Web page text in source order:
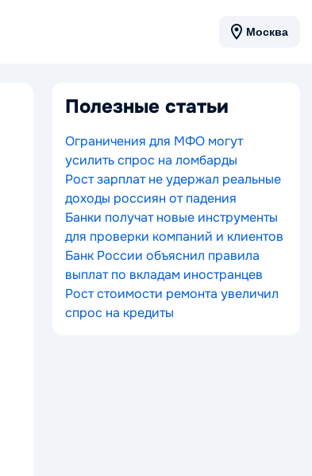
Москва
Полезные статьи
Ограничения для МФО могут
усилить спрос на ломбарды
Рост зарплат не удержал реальные
доходы россиян от падения
Банки получат новые инструменты
для проверки компаний и клиентов
Банк России объяснил правила
выплат по вкладам иностранцев
Рост стоимости ремонта увеличил
спрос на кредиты